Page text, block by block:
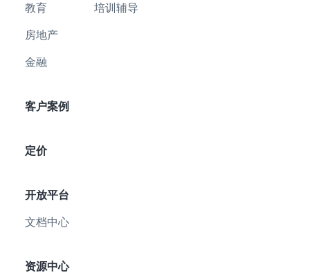
教育
房地产
金融
培训辅导
客户案例
定价
开放平台
文档中心
资源中心